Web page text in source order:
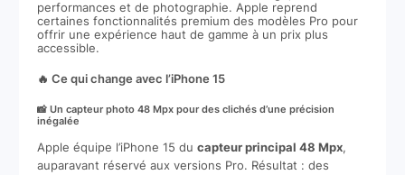
performances et de photographie. Apple reprend
certaines fonctionnalités premium des modèles Pro pour
offrir une expérience haut de gamme à un prix plus
accessible.
🔥 Ce qui change avec l’iPhone 15
📸 Un capteur photo 48 Mpx pour des clichés d’une précision
inégalée
Apple équipe l’iPhone 15 du capteur principal 48 Mpx,
auparavant réservé aux versions Pro. Résultat : des